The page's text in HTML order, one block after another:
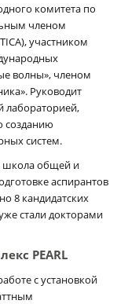
комитета по
членом
участником
волны», членом
Руководит
лабораторией,
созданию
систем.
школа общей и
аспирантов
8 кандидатских
стали докторами
PEARL
с установкой